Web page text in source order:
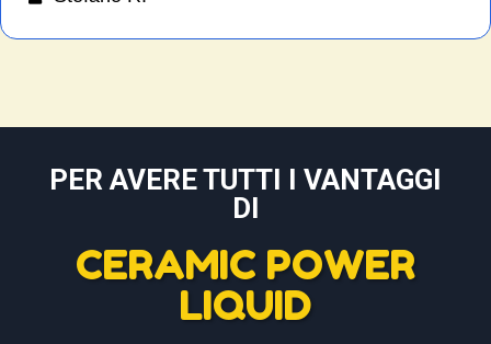
PER AVERE TUTTI I VANTAGGI
DI
CERAMIC POWER
LIQUID